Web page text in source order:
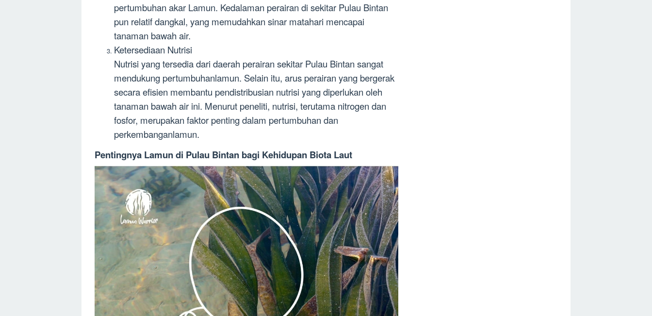
pertumbuhan akar Lamun. Kedalaman perairan di sekitar Pulau Bintan
pun relatif dangkal, yang memudahkan sinar matahari mencapai
tanaman bawah air.
Ketersediaan Nutrisi
Nutrisi yang tersedia dari daerah perairan sekitar Pulau Bintan sangat
mendukung pertumbuhanlamun. Selain itu, arus perairan yang bergerak
secara efisien membantu pendistribusian nutrisi yang diperlukan oleh
tanaman bawah air ini. Menurut peneliti, nutrisi, terutama nitrogen dan
fosfor, merupakan faktor penting dalam pertumbuhan dan
perkembanganlamun.
Pentingnya Lamun di Pulau Bintan bagi Kehidupan Biota Laut